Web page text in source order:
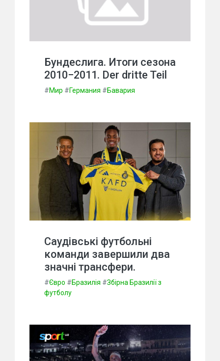
Бундеслига. Итоги сезона
2010−2011. Der dritte Teil
#Мир #Германия #Бавария
Саудівські футбольні
команди завершили два
значні трансфери.
#Євро #Бразилія #Збірна Бразилії з
футболу